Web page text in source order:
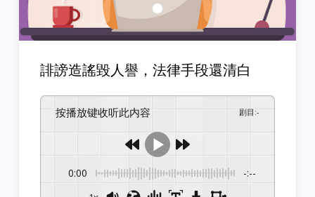
誹謗造謠毀人譽，法律手段還清白
按播放键收听此内容 剧目 :-
0:00 -:--